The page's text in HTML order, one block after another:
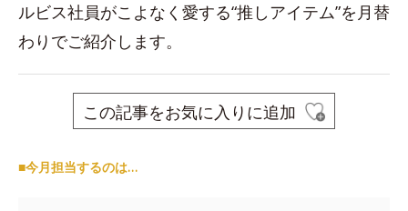
ルビス社員がこよなく愛する“推しアイテム”を月替
わりでご紹介します。
この記事をお気に入りに追加
■今月担当するのは…